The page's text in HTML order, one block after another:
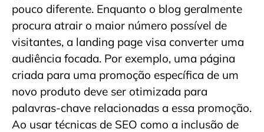
pouco diferente. Enquanto o blog geralmente
procura atrair o maior número possível de
visitantes, a landing page visa converter uma
audiência focada. Por exemplo, uma página
criada para uma promoção específica de um
novo produto deve ser otimizada para
palavras-chave relacionadas a essa promoção.
Ao usar técnicas de SEO como a inclusão de